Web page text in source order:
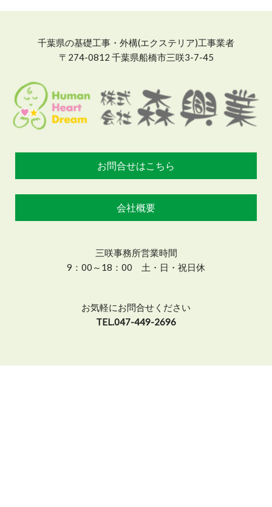
千葉県の基礎工事・外構(エクステリア)工事業者
〒274-0812 千葉県船橋市三咲3-7-45
お問合せはこちら
会社概要
三咲事務所営業時間
9：00～18：00 土・日・祝日休
お気軽にお問合せください
TEL.047-449-2696